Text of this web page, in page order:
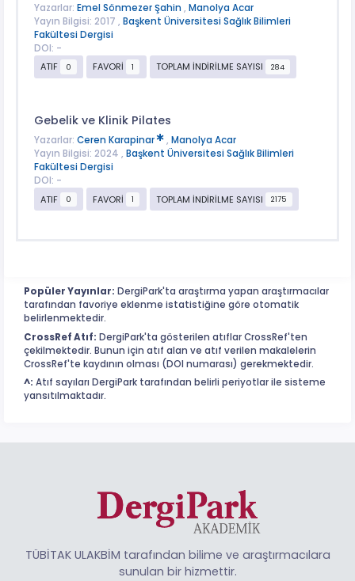
Yazarlar: Emel Sönmezer Şahin , Manolya Acar
Yayın Bilgisi: 2017 , Başkent Üniversitesi Sağlık Bilimleri
Fakültesi Dergisi
DOI: -
ATIF
0 FAVORİ 1 TOPLAM İNDİRİLME SAYISI 284
Gebelik ve Klinik Pilates
Yazarlar: Ceren Karapinar , Manolya Acar
Yayın Bilgisi: 2024 , Başkent Üniversitesi Sağlık Bilimleri
Fakültesi Dergisi
DOI: -
ATIF
0 FAVORİ 1 TOPLAM İNDİRİLME SAYISI 2175
Popüler Yayınlar: DergiPark'ta araştırma yapan araştırmacılar
tarafından favoriye eklenme istatistiğine göre otomatik
belirlenmektedir.
CrossRef Atıf: DergiPark'ta gösterilen atıflar CrossRef'ten
çekilmektedir. Bunun için atıf alan ve atıf verilen makalelerin
CrossRef'te kaydının olması (DOI numarası) gerekmektedir.
^: Atıf sayıları DergiPark tarafından belirli periyotlar ile sisteme
yansıtılmaktadır.
TÜBİTAK ULAKBİM tarafından bilime ve araştırmacılara
sunulan bir hizmettir.